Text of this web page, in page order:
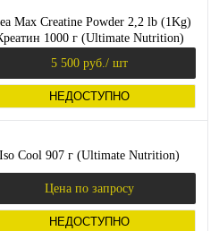
Max Creatine Powder 2,2 lb (1Kg)
1000 г (Ultimate Nutrition)
5 500 руб. / шт
НЕДОСТУПНО
Iso Cool 907 г (Ultimate Nutrition)
Цена по запросу
НЕДОСТУПНО